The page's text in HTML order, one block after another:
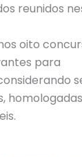
reunidos
oito
para